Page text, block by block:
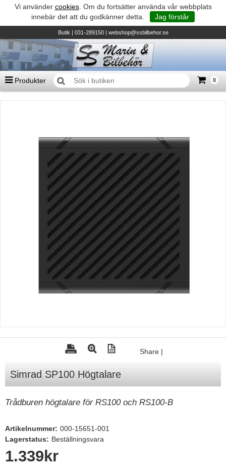
Vi använder cookies. Om du fortsätter använda vår webbplats
innebär det att du godkänner detta.
Jag förstår
Butik| 031-289150 | webshop@ssbilbehor.se
Produkter 0
Micore • Båtar
Suzuki - Utombordare
Suzumar - Gummibåtar
Honda - Utombordare
HonWave - Gummibåtar
Honda - Elverk & Pumpar
Tohatsu - Utombordare
Minn Kota - elmotorer
Volvo Penta Servicedelar
Mercury Servicedelar
Lowrance
Humminbird
B&G
Båttillbehör
Share |
Simrad SP100 Högtalare
Trådburen högtalare för RS100 och RS100-B
Artikelnummer: 000-15651-001
Lagerstatus: Beställningsvara
1.339 kr